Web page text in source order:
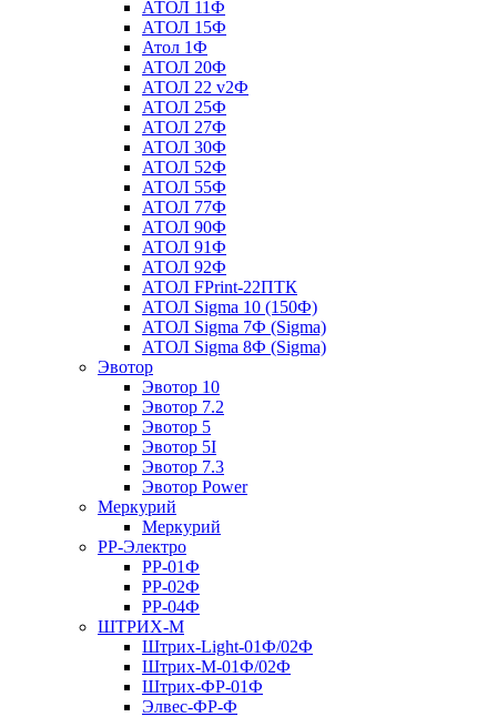
АТОЛ 11Ф
АТОЛ 15Ф
Атол 1Ф
АТОЛ 20Ф
АТОЛ 22 v2Ф
АТОЛ 25Ф
АТОЛ 27Ф
АТОЛ 30Ф
АТОЛ 52Ф
АТОЛ 55Ф
АТОЛ 77Ф
АТОЛ 90Ф
АТОЛ 91Ф
АТОЛ 92Ф
АТОЛ FPrint-22ПТК
АТОЛ Sigma 10 (150Ф)
АТОЛ Sigma 7Ф (Sigma)
АТОЛ Sigma 8Ф (Sigma)
Эвотор
Эвотор 10
Эвотор 7.2
Эвотор 5
Эвотор 5I
Эвотор 7.3
Эвотор Power
Меркурий
Меркурий
РР-Электро
РР-01Ф
РР-02Ф
РР-04Ф
ШТРИХ-М
Штрих-Light-01Ф/02Ф
Штрих-М-01Ф/02Ф
Штрих-ФР-01Ф
Элвес-ФР-Ф